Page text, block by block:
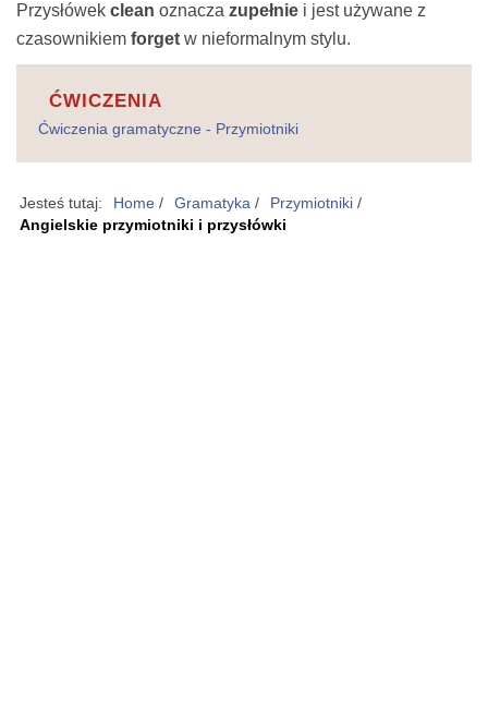
Przysłówek clean oznacza zupełnie i jest używane z
czasownikiem forget w nieformalnym stylu.
ĆWICZENIA
Ćwiczenia gramatyczne - Przymiotniki
Jesteś tutaj: Home / Gramatyka / Przymiotniki /
Angielskie przymiotniki i przysłówki